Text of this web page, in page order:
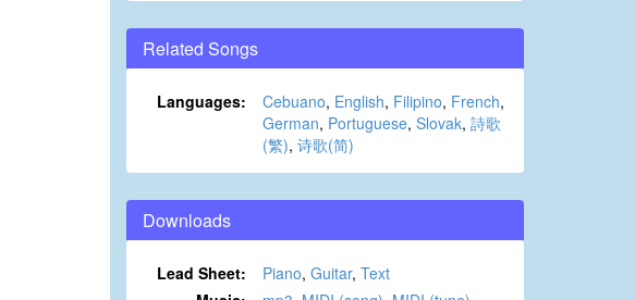
Related Songs
Languages: Cebuano, English, Filipino, French,
German, Portuguese, Slovak, 詩歌
(繁), 诗歌(简)
Downloads
Lead Sheet: Piano, Guitar, Text